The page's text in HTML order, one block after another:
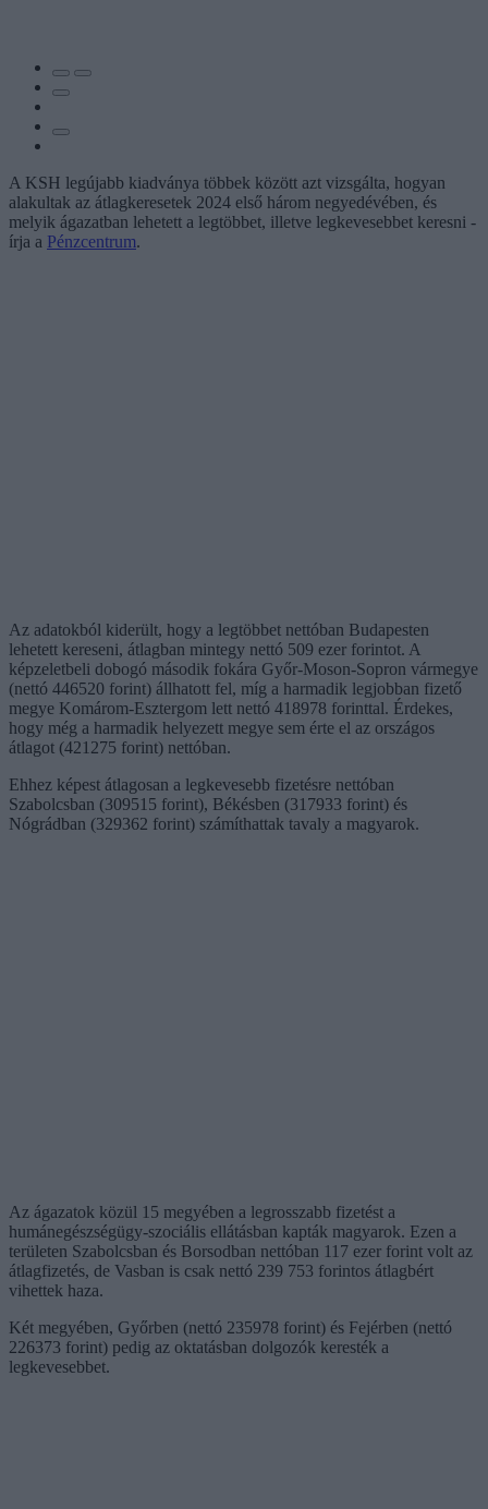
A KSH legújabb kiadványa többek között azt vizsgálta, hogyan
alakultak az átlagkeresetek 2024 első három negyedévében, és
melyik ágazatban lehetett a legtöbbet, illetve legkevesebbet keresni -
írja a Pénzcentrum.
Az adatokból kiderült, hogy a legtöbbet nettóban Budapesten
lehetett kereseni, átlagban mintegy nettó 509 ezer forintot. A
képzeletbeli dobogó második fokára Győr-Moson-Sopron vármegye
(nettó 446520 forint) állhatott fel, míg a harmadik legjobban fizető
megye Komárom-Esztergom lett nettó 418978 forinttal. Érdekes,
hogy még a harmadik helyezett megye sem érte el az országos
átlagot (421275 forint) nettóban.
Ehhez képest átlagosan a legkevesebb fizetésre nettóban
Szabolcsban (309515 forint), Békésben (317933 forint) és
Nógrádban (329362 forint) számíthattak tavaly a magyarok.
Az ágazatok közül 15 megyében a legrosszabb fizetést a
humánegészségügy-szociális ellátásban kapták magyarok. Ezen a
területen Szabolcsban és Borsodban nettóban 117 ezer forint volt az
átlagfizetés, de Vasban is csak nettó 239 753 forintos átlagbért
vihettek haza.
Két megyében, Győrben (nettó 235978 forint) és Fejérben (nettó
226373 forint) pedig az oktatásban dolgozók keresték a
legkevesebbet.